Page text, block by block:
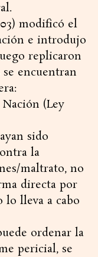
modificó el
e introdujo
replicaron
encuentran
(Ley
sido
la
maltrato, no
directa por
lo lleva a cabo
ordenar la
pericial, se